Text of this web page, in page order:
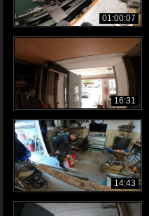
01:00:07
16:31
14:43